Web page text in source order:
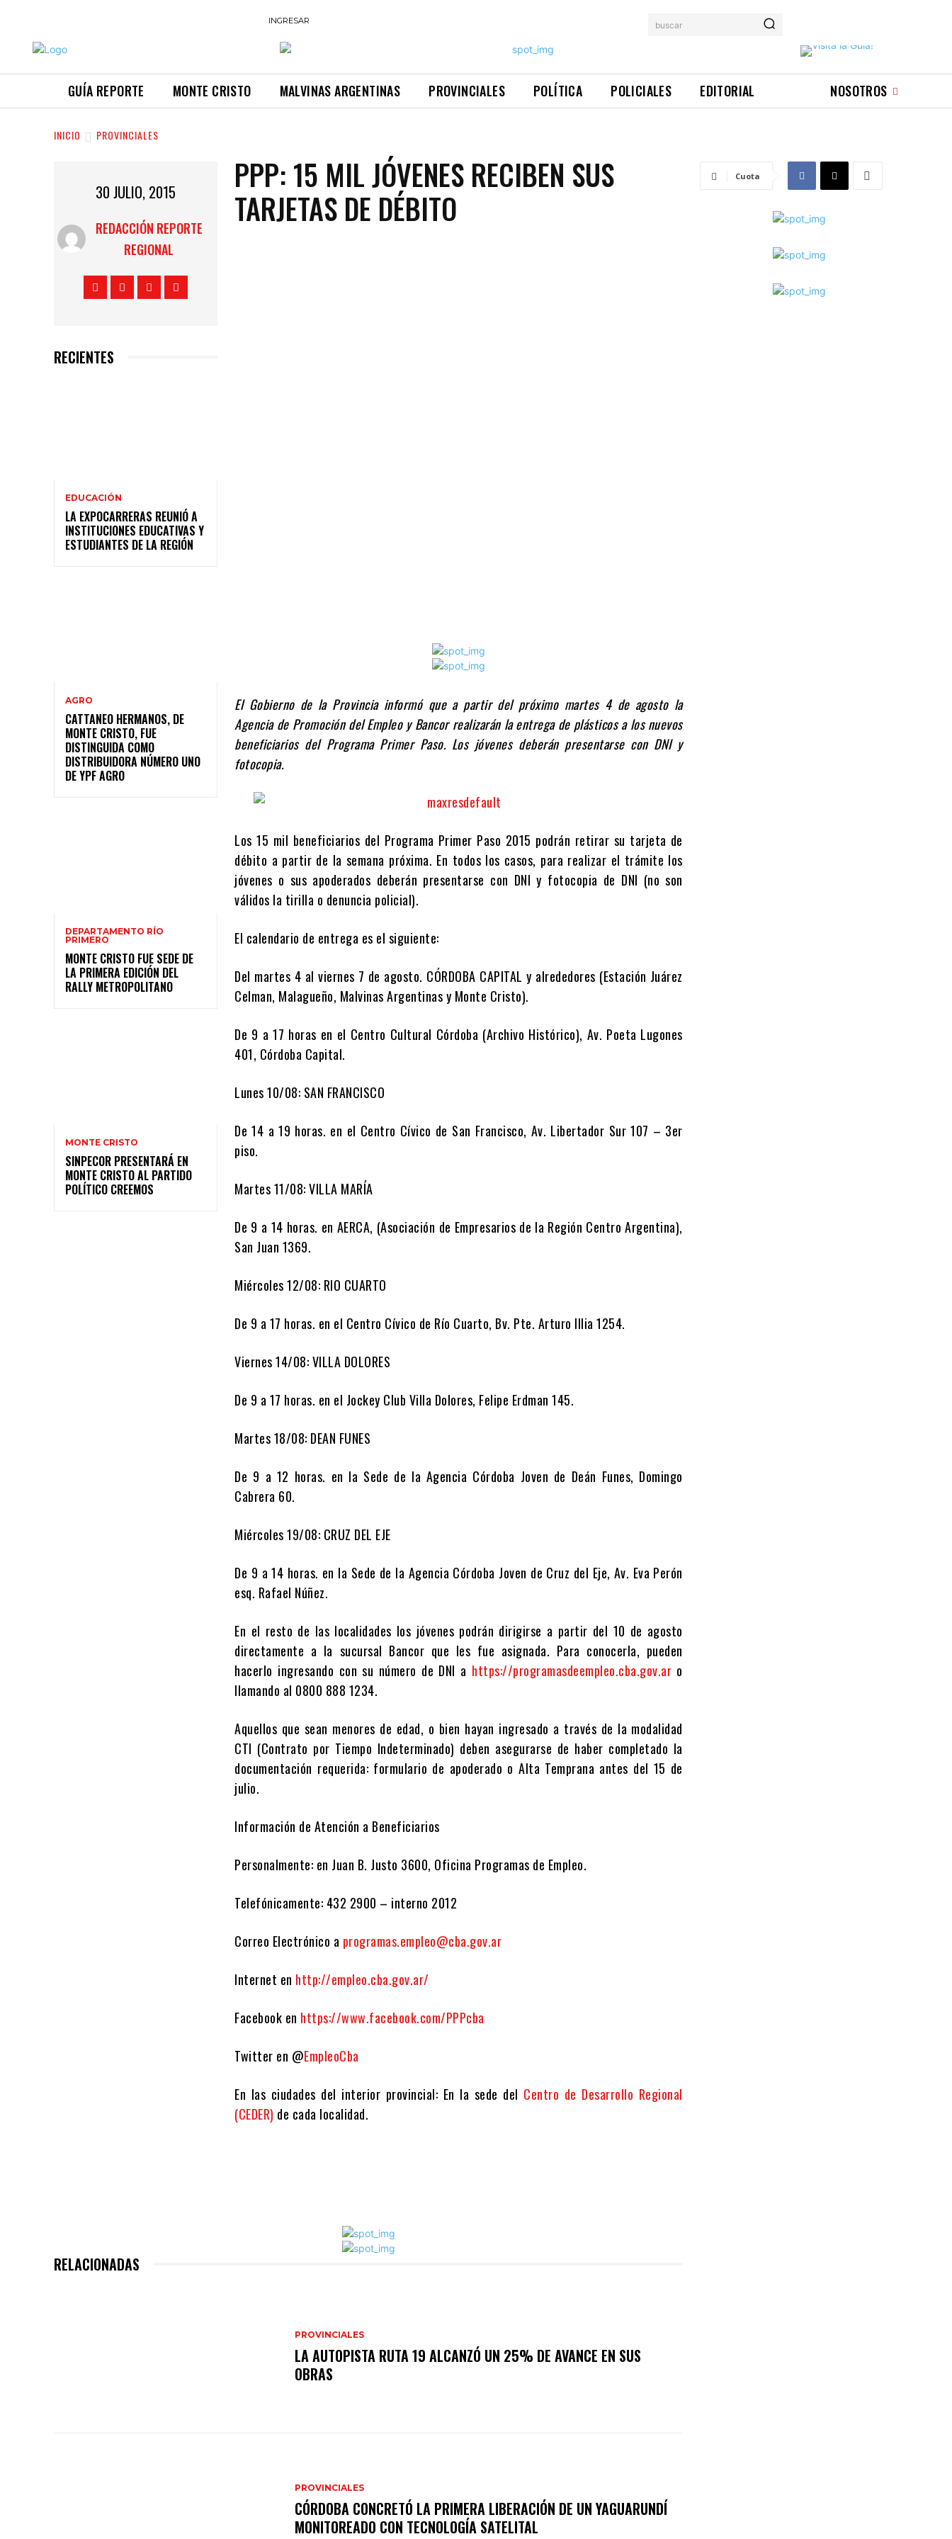
INGRESAR buscar
GUÍA REPORTE MONTE CRISTO MALVINAS ARGENTINAS PROVINCIALES POLÍTICA POLICIALES EDITORIAL NOSOTROS
INICIO PROVINCIALES
30 JULIO, 2015
REDACCIÓN REPORTE
REGIONAL
RECIENTES
EDUCACIÓN
LA EXPOCARRERAS REUNIÓ A
INSTITUCIONES EDUCATIVAS Y
ESTUDIANTES DE LA REGIÓN
AGRO
CATTANEO HERMANOS, DE
MONTE CRISTO, FUE
DISTINGUIDA COMO
DISTRIBUIDORA NÚMERO UNO
DE YPF AGRO
DEPARTAMENTO RÍO
PRIMERO
MONTE CRISTO FUE SEDE DE
LA PRIMERA EDICIÓN DEL
RALLY METROPOLITANO
MONTE CRISTO
SINPECOR PRESENTARÁ EN
MONTE CRISTO AL PARTIDO
POLÍTICO CREEMOS
PPP: 15 MIL JÓVENES RECIBEN SUS
TARJETAS DE DÉBITO
El Gobierno de la Provincia informó que a partir del próximo martes 4 de agosto la
Agencia de Promoción del Empleo y Bancor realizarán la entrega de plásticos a los nuevos
beneficiarios del Programa Primer Paso. Los jóvenes deberán presentarse con DNI y
fotocopia.
Los 15 mil beneficiarios del Programa Primer Paso 2015 podrán retirar su tarjeta de
débito a partir de la semana próxima. En todos los casos, para realizar el trámite los
jóvenes o sus apoderados deberán presentarse con DNI y fotocopia de DNI (no son
válidos la tirilla o denuncia policial).
El calendario de entrega es el siguiente:
Del martes 4 al viernes 7 de agosto. CÓRDOBA CAPITAL y alrededores (Estación Juárez
Celman, Malagueño, Malvinas Argentinas y Monte Cristo).
De 9 a 17 horas en el Centro Cultural Córdoba (Archivo Histórico), Av. Poeta Lugones
401, Córdoba Capital.
Lunes 10/08: SAN FRANCISCO
De 14 a 19 horas. en el Centro Cívico de San Francisco, Av. Libertador Sur 107 – 3er
piso.
Martes 11/08: VILLA MARÍA
De 9 a 14 horas. en AERCA, (Asociación de Empresarios de la Región Centro Argentina),
San Juan 1369.
Miércoles 12/08: RIO CUARTO
De 9 a 17 horas. en el Centro Cívico de Río Cuarto, Bv. Pte. Arturo Illia 1254.
Viernes 14/08: VILLA DOLORES
De 9 a 17 horas. en el Jockey Club Villa Dolores, Felipe Erdman 145.
Martes 18/08: DEAN FUNES
De 9 a 12 horas. en la Sede de la Agencia Córdoba Joven de Deán Funes, Domingo
Cabrera 60.
Miércoles 19/08: CRUZ DEL EJE
De 9 a 14 horas. en la Sede de la Agencia Córdoba Joven de Cruz del Eje, Av. Eva Perón
esq. Rafael Núñez.
En el resto de las localidades los jóvenes podrán dirigirse a partir del 10 de agosto
directamente a la sucursal Bancor que les fue asignada. Para conocerla, pueden
hacerlo ingresando con su número de DNI a https://programasdeempleo.cba.gov.ar o
llamando al 0800 888 1234.
Aquellos que sean menores de edad, o bien hayan ingresado a través de la modalidad
CTI (Contrato por Tiempo Indeterminado) deben asegurarse de haber completado la
documentación requerida: formulario de apoderado o Alta Temprana antes del 15 de
julio.
Información de Atención a Beneficiarios
Personalmente: en Juan B. Justo 3600, Oficina Programas de Empleo.
Telefónicamente: 432 2900 – interno 2012
Correo Electrónico a programas.empleo@cba.gov.ar
Internet en http://empleo.cba.gov.ar/
Facebook en https://www.facebook.com/PPPcba
Twitter en @EmpleoCba
En las ciudades del interior provincial: En la sede del Centro de Desarrollo Regional
(CEDER) de cada localidad.
RELACIONADAS
PROVINCIALES
LA AUTOPISTA RUTA 19 ALCANZÓ UN 25% DE AVANCE EN SUS
OBRAS
PROVINCIALES
CÓRDOBA CONCRETÓ LA PRIMERA LIBERACIÓN DE UN YAGUARUNDÍ
MONITOREADO CON TECNOLOGÍA SATELITAL
Cuota